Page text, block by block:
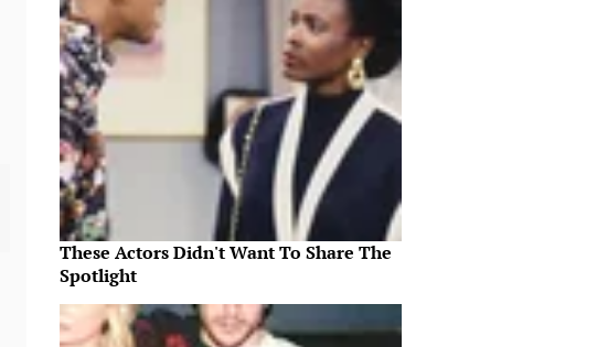
These Actors Didn't Want To Share The
Spotlight